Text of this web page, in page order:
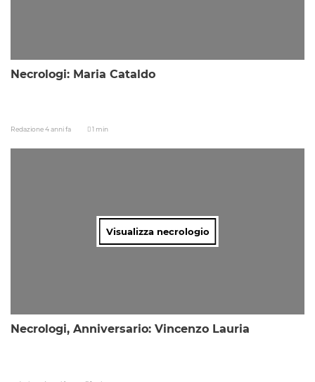
Necrologi: Maria Cataldo
Redazione4 anni fa 1 min
Visualizza necrologio
Necrologi, Anniversario: Vincenzo Lauria